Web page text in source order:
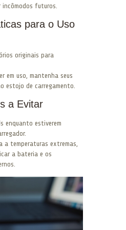
incômodos futuros.
para o Uso
originais para
em uso, mantenha seus
estojo de carregamento.
a Evitar
enquanto estiverem
a temperaturas extremas,
a bateria e os